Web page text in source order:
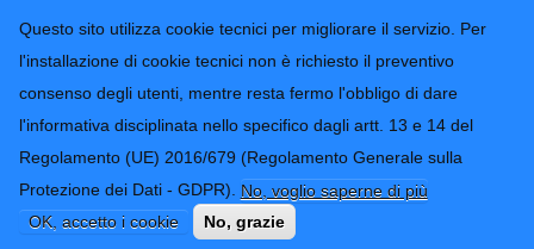
Questo sito utilizza cookie tecnici per migliorare il servizio. Per
l'installazione di cookie tecnici non è richiesto il preventivo
consenso degli utenti, mentre resta fermo l'obbligo di dare
l'informativa disciplinata nello specifico dagli artt. 13 e 14 del
Regolamento (UE) 2016/679 (Regolamento Generale sulla
Protezione dei Dati - GDPR). No, voglio saperne di più
OK, accetto i cookie
No, grazie
Provincia di
Imperia
CONTATTI-URP
TRASPARENZA
Form di ricerca
Fiume Roja, la Provincia di Imperia
chiede alla Francia una gestione